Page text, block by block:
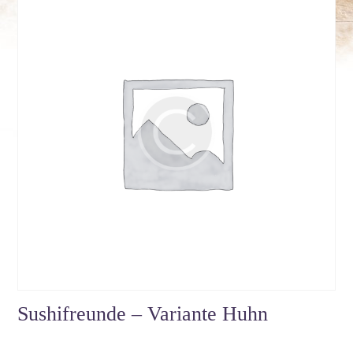
INFORMATIONEN
FINNHÜTTEN URLAUB
MEIN KONTO
Sushifreunde – Variante Huhn